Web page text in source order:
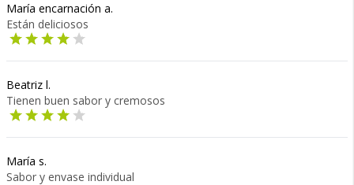
María encarnación a.
Están deliciosos
Beatriz l.
Tienen buen sabor y cremosos
María s.
Sabor y envase individual